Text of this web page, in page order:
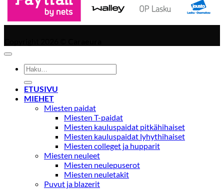
Etsi:
ETUSIVU
MIEHET
Miesten paidat
Miesten T-paidat
Miesten kauluspaidat pitkähihaiset
Miesten kauluspaidat lyhythihaiset
Miesten colleget ja hupparit
Miesten neuleet
Miesten neulepuserot
Miesten neuletakit
Puvut ja blazerit